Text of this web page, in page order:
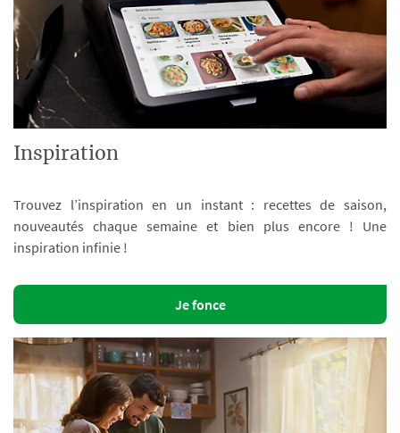
Inspiration
Trouvez l’inspiration en un instant : recettes de saison,
nouveautés chaque semaine et bien plus encore ! Une
inspiration infinie !
Je fonce